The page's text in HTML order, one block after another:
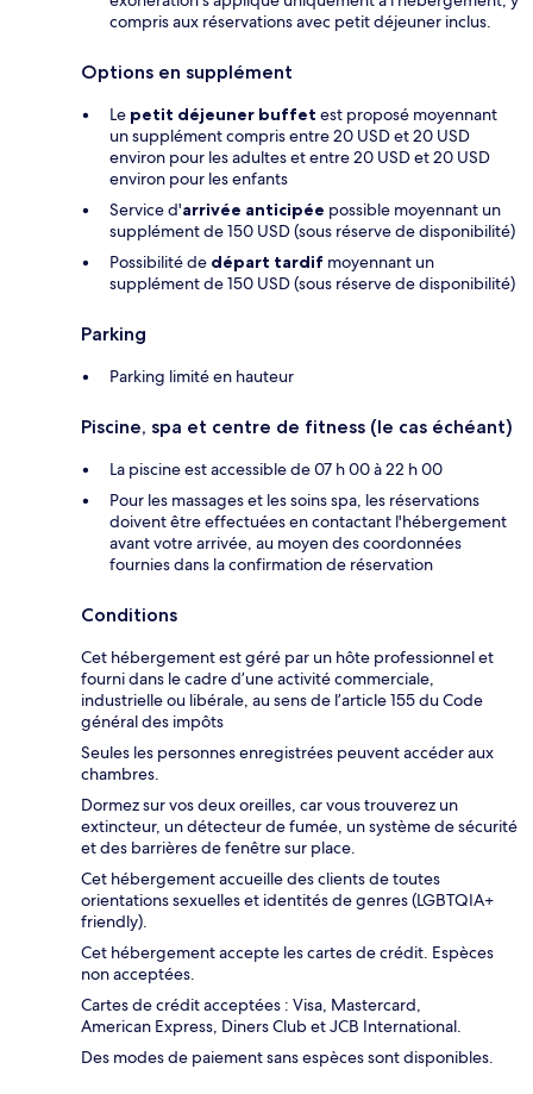
compris aux réservations avec petit déjeuner inclus.
Options en supplément
Le petit déjeuner buffet est proposé moyennant
un supplément compris entre 20 USD et 20 USD
environ pour les adultes et entre 20 USD et 20 USD
environ pour les enfants
Service d'arrivée anticipée possible moyennant un
supplément de 150 USD (sous réserve de disponibilité)
Possibilité de départ tardif moyennant un
supplément de 150 USD (sous réserve de disponibilité)
Parking
Parking limité en hauteur
Piscine, spa et centre de fitness (le cas échéant)
La piscine est accessible de 07 h 00 à 22 h 00
Pour les massages et les soins spa, les réservations
doivent être effectuées en contactant l'hébergement
avant votre arrivée, au moyen des coordonnées
fournies dans la confirmation de réservation
Conditions
Cet hébergement est géré par un hôte professionnel et
fourni dans le cadre d’une activité commerciale,
industrielle ou libérale, au sens de l’article 155 du Code
général des impôts
Seules les personnes enregistrées peuvent accéder aux
chambres.
Dormez sur vos deux oreilles, car vous trouverez un
extincteur, un détecteur de fumée, un système de sécurité
et des barrières de fenêtre sur place.
Cet hébergement accueille des clients de toutes
orientations sexuelles et identités de genres (LGBTQIA+
friendly).
Cet hébergement accepte les cartes de crédit. Espèces
non acceptées.
Cartes de crédit acceptées : Visa, Mastercard,
American Express, Diners Club et JCB International.
Des modes de paiement sans espèces sont disponibles.